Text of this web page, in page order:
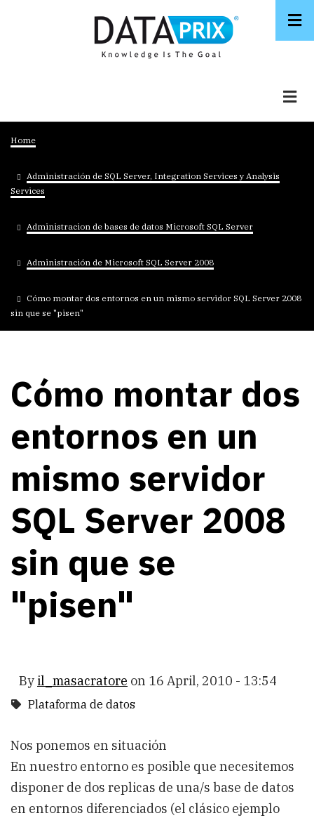
Breadcrumb
Home
Administración de SQL Server, Integration Services y Analysis
Services
Administracion de bases de datos Microsoft SQL Server
Administración de Microsoft SQL Server 2008
Cómo montar dos entornos en un mismo servidor SQL Server 2008
sin que se "pisen"
Cómo montar dos
entornos en un
mismo servidor
SQL Server 2008
sin que se
"pisen"
Byil_masacratore on 16 April, 2010 - 13:54
Plataforma de datos
Nos ponemos en situación
En nuestro entorno es posible que necesitemos
disponer de dos replicas de una/s base de datos
en entornos diferenciados (el clásico ejemplo